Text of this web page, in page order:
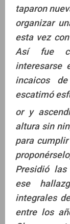
taparon
organizar
esta vez
Así fue
interesarse
incaicos
escatimó
or y
altura sin
para
Presidió las
ese
integrales
entre los